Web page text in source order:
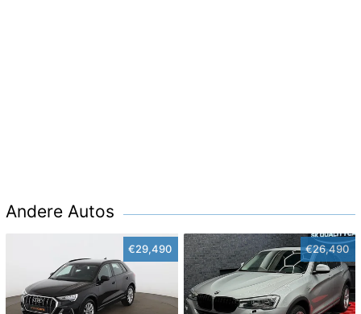
Andere Autos
€29,490 €26,490